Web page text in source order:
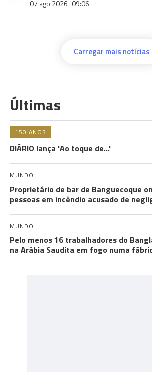
07 ago 2026 09:06
Carregar mais notícias
Últimas
150 ANOS
DIÁRIO lança 'Ao toque de...'
MUNDO
Proprietário de bar de Banguecoque
pessoas em incêndio acusado de
MUNDO
Pelo menos 16 trabalhadores do
na Arábia Saudita em fogo numa